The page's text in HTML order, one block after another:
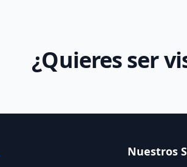
¿Quieres ser
Nuestros